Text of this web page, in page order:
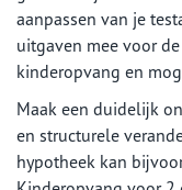
aanpassen van je
uitgaven mee voor
kinderopvang en
Maak een duidelijk
en structurele
hypotheek kan